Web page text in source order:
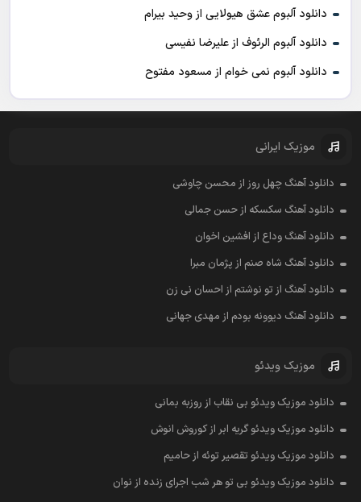
دانلود آلبوم عشق هیولایی از وحید بیرام
دانلود آلبوم الرئوف از علیرضا نفیسی
دانلود آلبوم نمی خوام از مسعود مفتوح
موزیک ایرانی
دانلود آهنگ چهل روز از محسن چاوشی
دانلود آهنگ سکسکه از حسن جمالی
دانلود آهنگ وداع از افشين اخوان
دانلود آهنگ شاه صنم از پژمان مبرا
دانلود آهنگ از تو نوشتم از احسان نی زن
دانلود آهنگ دیوونه بودم از مهدی جهانی
موزیک ویدئو
دانلود موزیک ویدئو بی نقاب از روزبه بمانی
دانلود موزیک ویدئو گریه ابر از کوروش انوش
دانلود موزیک ویدئو تقصیر توئه از حامیم
دانلود موزیک ویدئو بی تو هر شب اجرای زنده از نوان